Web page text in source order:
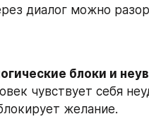
диалог можно
блоки и
чувствует себя
желание.